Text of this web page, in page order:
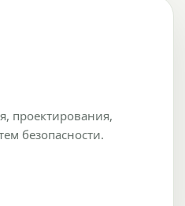
проектирования,
безопасности.